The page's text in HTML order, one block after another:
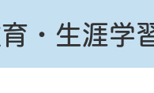
・生涯学